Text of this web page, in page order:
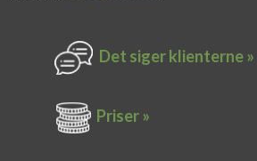
Det siger k​lienterne​ »
Priser »